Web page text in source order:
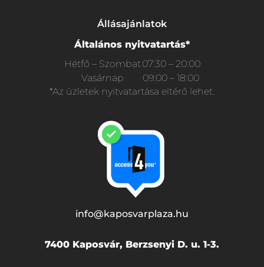
Állásajánlatok
Általános nyitvatartás*
Hétfő – Szombat07:30 – 20:00
Vasárnap
09:00 – 18:00
*Az üzletek nyitvatartása eltérő lehet.
info@kaposvarplaza.hu
7400 Kaposvár, Berzsenyi D. u. 1-3.